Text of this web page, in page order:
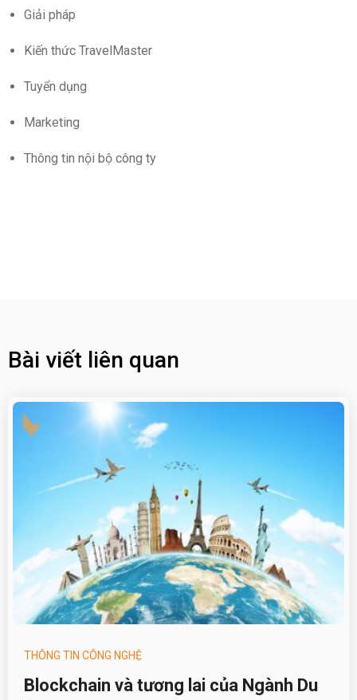
Giải pháp
Kiến thức TravelMaster
Tuyển dụng
Marketing
Thông tin nội bộ công ty
Bài viết liên quan
THÔNG TIN CÔNG NGHỆ
Blockchain và tương lai của Ngành Du